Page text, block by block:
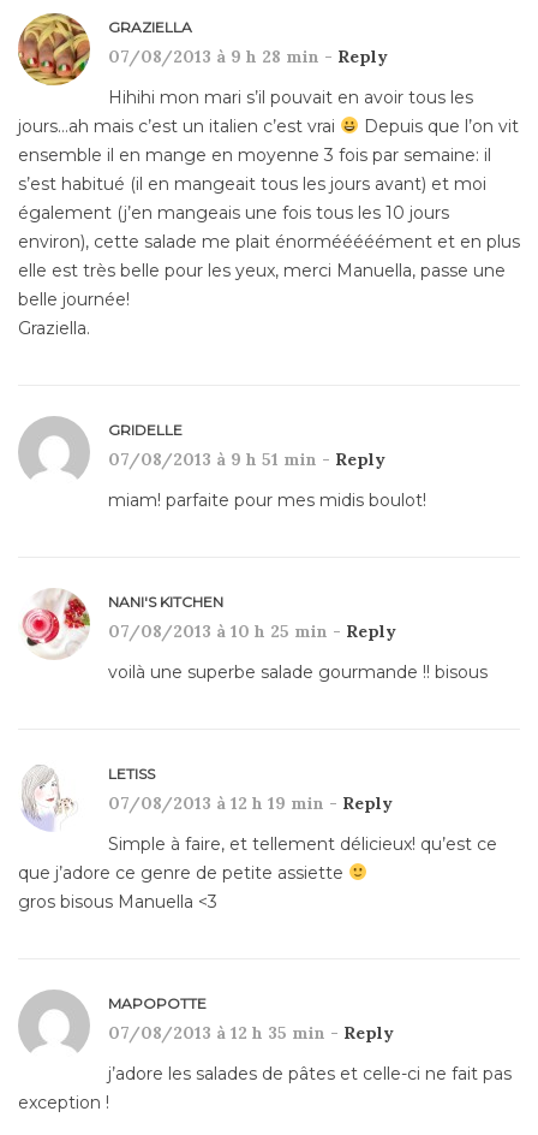
GRAZIELLA
07/08/2013 à 9 h 28 min - Reply
Hihihi mon mari s’il pouvait en avoir tous les
jours…ah mais c’est un italien c’est vrai
Depuis que l’on vit
ensemble il en mange en moyenne 3 fois par semaine: il
s’est habitué (il en mangeait tous les jours avant) et moi
également (j’en mangeais une fois tous les 10 jours
environ), cette salade me plait énormééééément et en plus
elle est très belle pour les yeux, merci Manuella, passe une
belle journée!
Graziella.
GRIDELLE
07/08/2013 à 9 h 51 min - Reply
miam! parfaite pour mes midis boulot!
NANI'S KITCHEN
07/08/2013 à 10 h 25 min - Reply
voilà une superbe salade gourmande !! bisous
LETISS
07/08/2013 à 12 h 19 min - Reply
Simple à faire, et tellement délicieux! qu’est ce
que j’adore ce genre de petite assiette
gros bisous Manuella <3
MAPOPOTTE
07/08/2013 à 12 h 35 min - Reply
j’adore les salades de pâtes et celle-ci ne fait pas
exception !